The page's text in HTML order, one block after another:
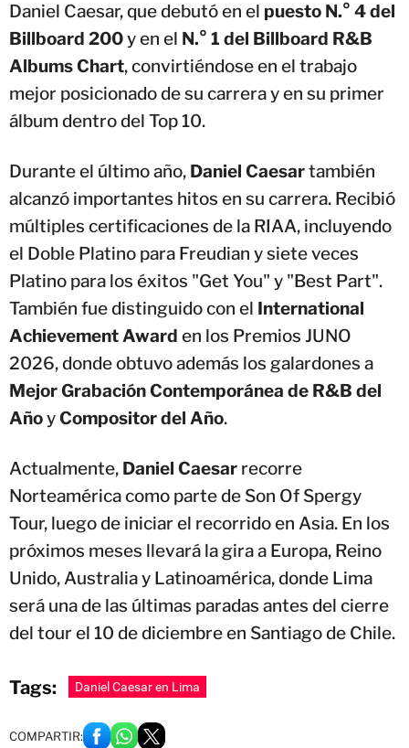
Daniel Caesar, que debutó en el puesto N.° 4 del
Billboard 200y en el N.° 1 del Billboard R&B
Albums Chart, convirtiéndose en el trabajo
mejor posicionado de su carrera y en su primer
álbum dentro del Top 10.
Durante el último año, Daniel Caesartambién
alcanzó importantes hitos en su carrera. Recibió
múltiples certificaciones de la RIAA, incluyendo
el Doble Platino para Freudian y siete veces
Platino para los éxitos "Get You" y "Best Part".
También fue distinguido con el International
Achievement Award en los Premios JUNO
2026, donde obtuvo además los galardones a
Mejor Grabación Contemporánea de R&B del
AñoyCompositor del Año.
Actualmente, Daniel Caesar recorre
Norteamérica como parte de Son Of Spergy
Tour, luego de iniciar el recorrido en Asia. En los
próximos meses llevará la gira a Europa, Reino
Unido, Australia y Latinoamérica, donde Lima
será una de las últimas paradas antes del cierre
del tour el 10 de diciembre en Santiago de Chile.
Tags: Daniel Caesar en Lima
COMPARTIR: